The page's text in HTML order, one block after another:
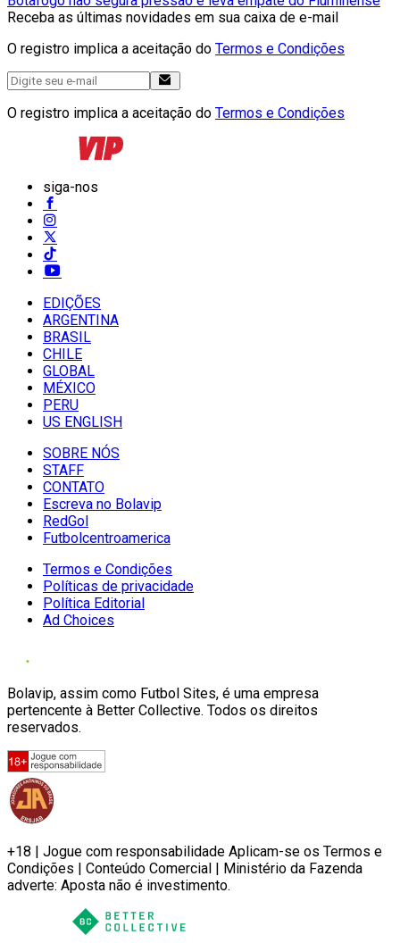
Receba as últimas novidades em sua caixa de e-mail
O registro implica a aceitação do Termos e Condições
O registro implica a aceitação do Termos e Condições
siga-nos
EDIÇÕES
ARGENTINA
BRASIL
CHILE
GLOBAL
MÉXICO
PERU
US ENGLISH
SOBRE NÓS
STAFF
CONTATO
Escreva no Bolavip
RedGol
Futbolcentroamerica
Termos e Condições
Políticas de privacidade
Política Editorial
Ad Choices
Bolavip, assim como Futbol Sites, é uma empresa
pertencente à Better Collective. Todos os direitos
reservados.
+18 | Jogue com responsabilidade Aplicam-se os Termos e
Condições | Conteúdo Comercial | Ministério da Fazenda
adverte: Aposta não é investimento.